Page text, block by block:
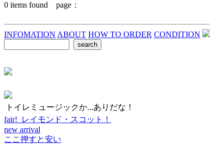
0 items found page：
INFOMATION ABOUT HOW TO ORDER CONDITION
トイレミュージックか...ありだな！
fair! レイモンド・スコット！
new arrival
ここ押すと安い